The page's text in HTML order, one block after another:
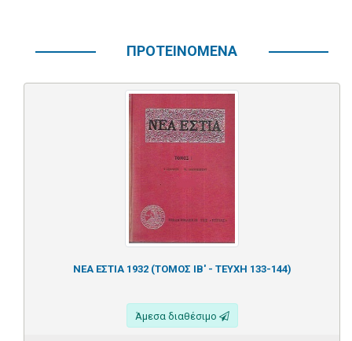
ΠΡΟΤΕΙΝΟΜΕΝΑ
ΝΕΑ ΕΣΤΙΑ 1932 (ΤΟΜΟΣ ΙΒ' - ΤΕΥΧΗ 133-144)
Άμεσα διαθέσιμο